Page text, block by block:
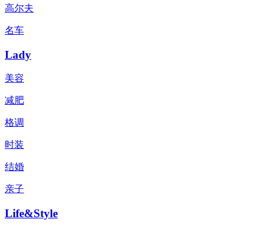
高尔夫
名车
Lady
美容
减肥
格调
时装
结婚
亲子
Life&Style